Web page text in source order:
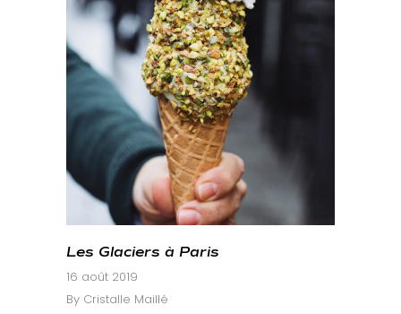
Les Glaciers à Paris
16 août 2019
By Cristalle Maillé